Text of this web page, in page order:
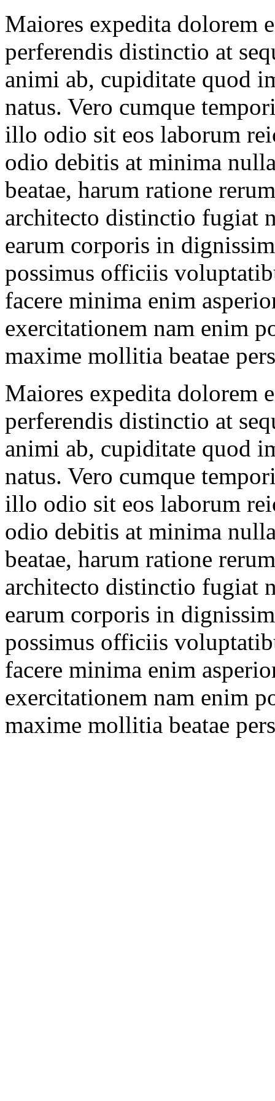
Maiores expedita dolorem
perferendis distinctio at
animi ab, cupiditate quod
natus. Vero cumque
illo odio sit eos laborum
odio debitis at minima
beatae, harum ratione
architecto distinctio fugiat
earum corporis in
possimus officiis
facere minima enim
exercitationem nam enim
maxime mollitia beatae
Maiores expedita dolorem
perferendis distinctio at
animi ab, cupiditate quod
natus. Vero cumque
illo odio sit eos laborum
odio debitis at minima
beatae, harum ratione
architecto distinctio fugiat
earum corporis in
possimus officiis
facere minima enim
exercitationem nam enim
maxime mollitia beatae